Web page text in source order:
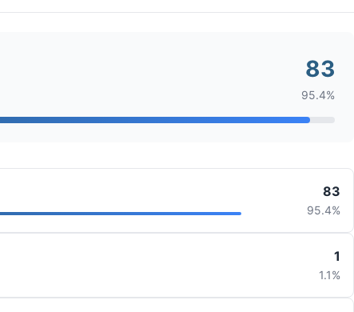
83
95.4%
83
95.4%
1
1.1%